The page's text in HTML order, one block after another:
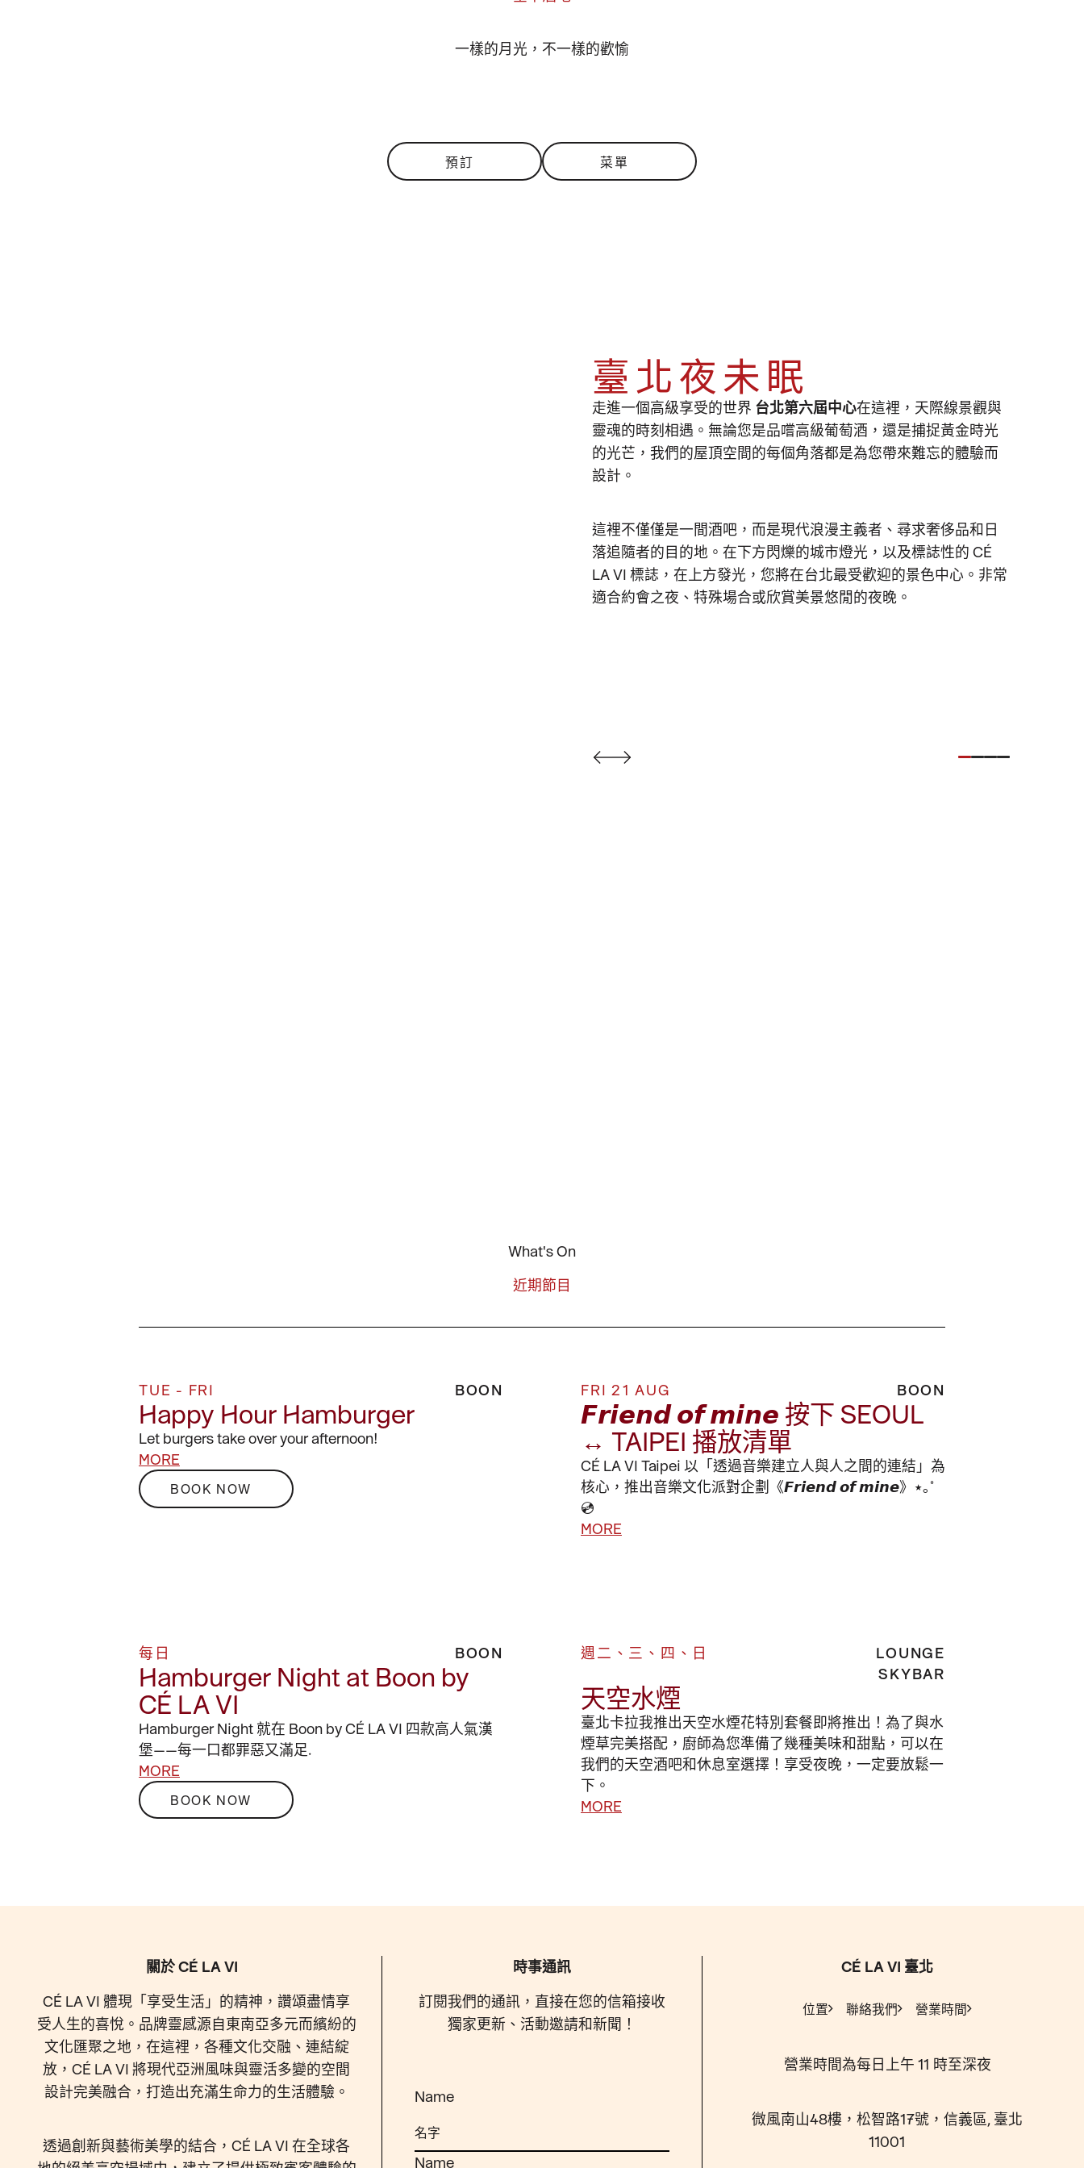
一樣的月光，不一樣的歡愉
預訂 菜單
臺北夜未眠
走進一個高級享受的世界 台北第六屆中心在這裡，天際線景觀與
靈魂的時刻相遇。無論您是品嚐高級葡萄酒，還是捕捉黃金時光
的光芒，我們的屋頂空間的每個角落都是為您帶來難忘的體驗而
設計。
這裡不僅僅是一間酒吧，而是現代浪漫主義者、尋求奢侈品和日
落追隨者的目的地。在下方閃爍的城市燈光，以及標誌性的 CÉ
LA VI 標誌，在上方發光，您將在台北最受歡迎的景色中心。非常
適合約會之夜、特殊場合或欣賞美景悠閒的夜晚。
品嚐，品嚐，並在城
市之上飛揚
享受悠閒的節奏，享受晚上舒適的樂趣冷靜的電子和慢節奏節拍
在台北第六屆中心
無論您是在享用招牌雞尾酒放鬆身心、與朋友聚會，還是只是沉
浸在城市景觀中，我們精心挑選的休息室播放清單都能為您提供
放鬆、聯繫和氛圍的完美背景。
在酒吧邊品嚐美味的
雞尾酒，或坐下來放
鬆身心。
360度景觀宴會最佳
選擇
超過20人以及特殊活動或包場，請聯繫tpe@celavi.com或致電
+886 909 956 000
What's On
近期節目
TUE - FRI BOON
Happy Hour Hamburger
Let burgers take over your afternoon!
MORE
BOOK NOW
FRI 21 AUG BOON
𝙁𝙧𝙞𝙚𝙣𝙙 𝙤𝙛 𝙢𝙞𝙣𝙚 按下 SEOUL
↔ TAIPEI 播放清單
CÉ LA VI Taipei 以「透過音樂建立人與人之間的連結」為
核心，推出音樂文化派對企劃《𝙁𝙧𝙞𝙚𝙣𝙙 𝙤𝙛 𝙢𝙞𝙣𝙚》⋆｡˚
💿
MORE
每日 BOON
Hamburger Night at Boon by
CÉ LA VI
Hamburger Night 就在 Boon by CÉ LA VI 四款高人氣漢
堡——每一口都罪惡又滿足.
MORE
BOOK NOW
週二、三、四、日
LOUNGE
SKYBAR
天空水煙
臺北卡拉我推出天空水煙花特別套餐即將推出！為了與水
煙草完美搭配，廚師為您準備了幾種美味和甜點，可以在
我們的天空酒吧和休息室選擇！享受夜晚，一定要放鬆一
下。
MORE
關於 CÉ LA VI
CÉ LA VI 體現「享受生活」的精神，讚頌盡情享
受人生的喜悅。品牌靈感源自東南亞多元而繽紛的
文化匯聚之地，在這裡，各種文化交融、連結綻
放，CÉ LA VI 將現代亞洲風味與靈活多變的空間
設計完美融合，打造出充滿生命力的生活體驗。
透過創新與藝術美學的結合，CÉ LA VI 在全球各
時事通訊
訂閱我們的通訊，直接在您的信箱接收
獨家更新、活動邀請和新聞！
Name
Name
CÉ LA VI 臺北
位置 聯絡我們 營業時間
營業時間為每日上午 11 時至深夜
微風南山48樓，松智路17號，信義區, 臺北
11001